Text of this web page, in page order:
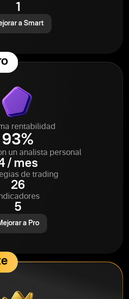
1
a Smart
rentabilidad
93%
un analista personal
/ mes
de trading
26
5
a Pro